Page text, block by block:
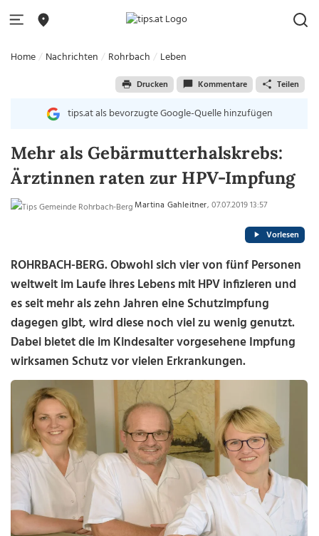
Home Nachrichten Rohrbach Leben
Drucken Kommentare Teilen
tips.at als bevorzugte Google-Quelle hinzufügen
Mehr als Gebärmutterhalskrebs:
Ärztinnen raten zur HPV-Impfung
Martina Gahleitner, 07.07.2019 13:57
Vorlesen
ROHRBACH-BERG. Obwohl sich vier von fünf Personen
weltweit im Laufe ihres Lebens mit HPV infizieren und
es seit mehr als zehn Jahren eine Schutzimpfung
dagegen gibt, wird diese noch viel zu wenig genutzt.
Dabei bietet die im Kindesalter vorgesehene Impfung
wirksamen Schutz vor vielen Erkrankungen.